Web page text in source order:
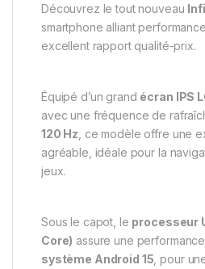
Découvrez le tout nouveau
smartphone alliant
excellent rapport qualité-prix.
Équipé d’un grand écran IPS
avec une fréquence de
120 Hz , ce modèle offre une
agréable, idéale pour la
jeux.
Sous le capot, le processeur
Core) assure une
système Android 15 , pour